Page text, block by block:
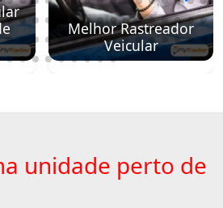
Melhor Rastreador
Veicular
unidade perto de